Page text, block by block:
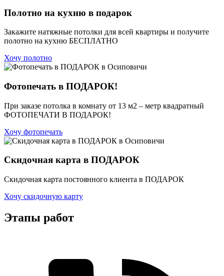
Полотно на кухню в подарок
Закажите натяжные потолки для всей квартиры и получите
полотно на кухню БЕСПЛАТНО
Хочу полотно
Фотопечать в ПОДАРОК!
При заказе потолка в комнату от 13 м2 – метр квадратный
ФОТОПЕЧАТИ В ПОДАРОК!
Хочу фотопечать
Скидочная карта в ПОДАРОК
Скидочная карта постоянного клиента в ПОДАРОК
Хочу скидочную карту
Этапы работ